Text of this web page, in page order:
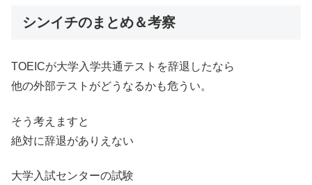
シンイチのまとめ＆考察
TOEICが大学入学共通テストを辞退したなら
他の外部テストがどうなるかも危うい。
そう考えますと
絶対に辞退がありえない
大学入試センターの試験